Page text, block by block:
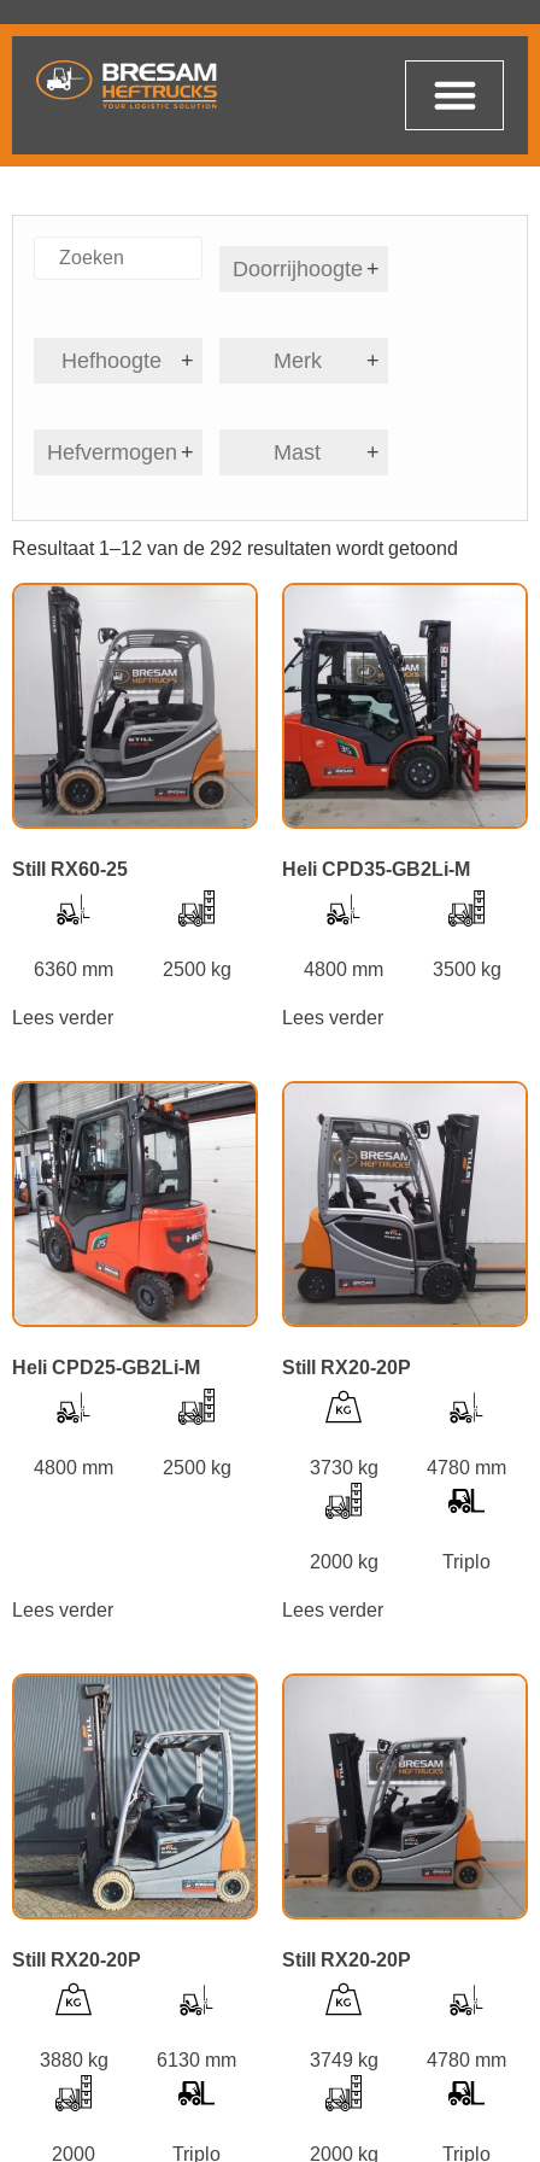
Doorrijhoogte +
Hefhoogte + Merk +
Hefvermogen + Mast +
Resultaat 1–12 van de 292 resultaten wordt getoond
Still RX60-25
6360 mm 2500 kg
Lees verder
Heli CPD35-GB2Li-M
4800 mm 3500 kg
Lees verder
Heli CPD25-GB2Li-M
4800 mm 2500 kg
Lees verder
Still RX20-20P
3730 kg 4780 mm
2000 kg Triplo
Lees verder
Still RX20-20P
3880 kg 6130 mm
2000 Triplo
Still RX20-20P
3749 kg 4780 mm
2000 kg Triplo